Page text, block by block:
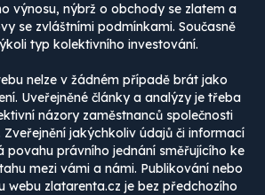
výnosu, nýbrž o obchody se zlatem a
se zvláštními podmínkami. Současně
typ kolektivního investování.
nelze v žádném případě brát jako
Uveřejněné články a analýzy je třeba
názory zaměstnanců společnosti
Zveřejnění jakýchkoliv údajů či informací
povahu právního jednání směřujícího ke
mezi vámi a námi. Publikování nebo
webu zlatarenta.cz je bez předchozího